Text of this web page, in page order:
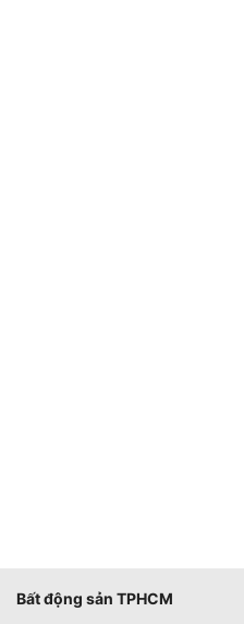
Bất động sản TPHCM